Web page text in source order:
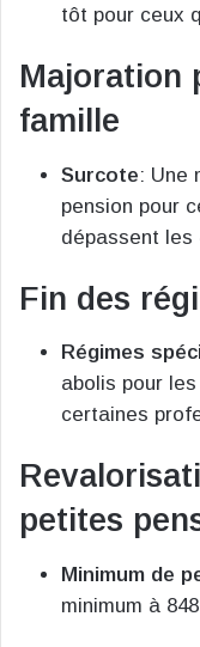
tôt pour ceux
Majoration
famille
Surcote: Une
pension pour
dépassent les
Fin des
Régimes
abolis pour
certaines
petites
Minimum de
minimum à